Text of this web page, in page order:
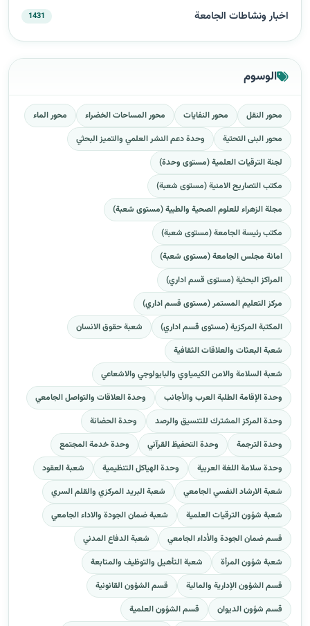
اخبار ونشاطات الجامعة 1431
الوسوم
محور النقل محور النفايات محور المساحات الخضراء
محور الماء
محور البنى التحتية
وحدة دعم النشر العلمي والتميز البحثي
لجنة الترقيات العلمية (مستوى وحدة)
مكتب التصاريح الامنية (مستوى شعبة)
مجلة الزهراء للعلوم الصحية والطبية (مستوى شعبة)
مكتب رئيسة الجامعة (مستوى شعبة)
امانة مجلس الجامعة (مستوى شعبة)
المراكز البحثية (مستوى قسم اداري)
مركز التعليم المستمر (مستوى قسم اداري)
المكتبة المركزية (مستوى قسم اداري)
شعبة حقوق الانسان
شعبة البعثات والعلاقات الثقافية
شعبة السلامة والامن الكيمياوي والبايولوجي والاشعاعي
وحدة الإقامة الطلبة العرب والأجانب
وحدة العلاقات والتواصل الجامعي
وحدة المركز المشترك للتنسيق والرصد
وحدة الحضانة
وحدة الترجمة
وحدة التحفيظ القرآني
وحدة خدمة المجتمع
وحدة سلامة اللغة العربية
وحدة الهياكل التنظيمية
شعبة العقود
شعبة الارشاد النفسي الجامعي
شعبة البريد المركزي والقلم السري
شعبة شؤون الترقيات العلمية
شعبة ضمان الجودة والاداء الجامعي
قسم ضمان الجودة والأداء الجامعي
شعبة الدفاع المدني
شعبة شؤون المرأة
شعبة التأهيل والتوظيف والمتابعة
قسم الشؤون الإدارية والمالية
قسم الشؤون القانونية
قسم شؤون الديوان
قسم الشؤون العلمية